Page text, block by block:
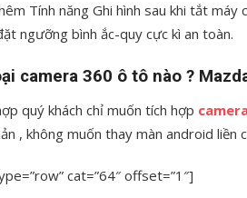
Tính năng Ghi hình sau khi tắt máy
ngưỡng bình ắc-quy cực kì an toàn.
camera 360 ô tô nào ?
quý khách chỉ muốn tích hợp
, không muốn thay màn android liền
cat=”64″ offset=”1″]